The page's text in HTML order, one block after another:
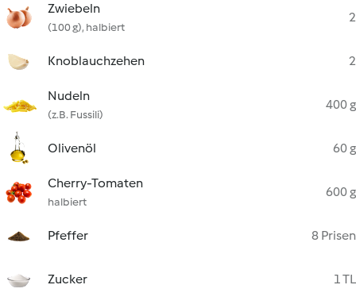
Zwiebeln
(100 g), halbiert
2
Knoblauchzehen 2
Nudeln
(z.B. Fussili)
400 g
Olivenöl 60 g
Cherry-Tomaten
halbiert
600 g
Pfeffer 8 Prisen
Zucker 1 TL